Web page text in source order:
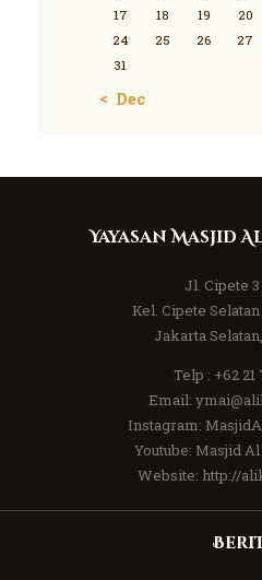
17
18 19 20
24
25 26 27
31
« Dec
Yayasan Masjid
Jl. Cipete 3
Kel. Cipete
Jakarta
Telp : +62 21
Email:
Instagram:
Youtube: Masjid
Website: http://